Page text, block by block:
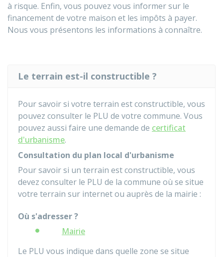
à risque. Enfin, vous pouvez vous informer sur le
financement de votre maison et les impôts à payer.
Nous vous présentons les informations à connaître.
Le terrain est-il constructible ?
Pour savoir si votre terrain est constructible, vous
pouvez consulter le PLU de votre commune. Vous
pouvez aussi faire une demande de certificat
d'urbanisme.
Consultation du plan local d'urbanisme
Pour savoir si un terrain est constructible, vous
devez consulter le PLU de la commune où se situe
votre terrain sur internet ou auprès de la mairie :
Où s'adresser ?
Mairie
Le PLU vous indique dans quelle zone se situe